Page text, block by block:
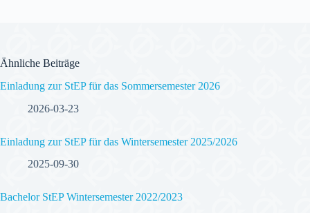
Ähnliche Beiträge
Einladung zur StEP für das Sommersemester 2026
2026-03-23
Einladung zur StEP für das Wintersemester 2025/2026
2025-09-30
Bachelor StEP Wintersemester 2022/2023